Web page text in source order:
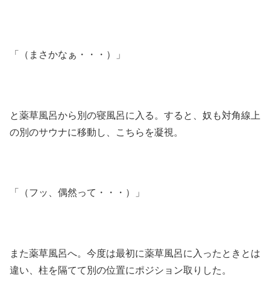
「（まさかなぁ・・・）」
と薬草風呂から別の寝風呂に入る。すると、奴も対角線上
の別のサウナに移動し、こちらを凝視。
「（フッ、偶然って・・・）」
また薬草風呂へ。今度は最初に薬草風呂に入ったときとは
違い、柱を隔てて別の位置にポジション取りした。